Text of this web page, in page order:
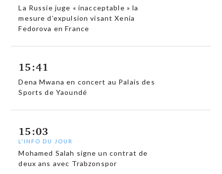
La Russie juge « inacceptable » la
mesure d’expulsion visant Xenia
Fedorova en France
15:41
Dena Mwana en concert au Palais des
Sports de Yaoundé
15:03
L'INFO DU JOUR
Mohamed Salah signe un contrat de
deux ans avec Trabzonspor